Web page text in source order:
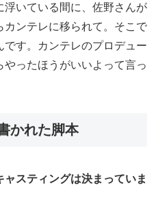
浮いている間に、佐野さんが
ンテレに移られて。そこで
す。カンテレのプロデュー
ったほうがいいよって言っ
かれた脚本
スティングは決まっていま